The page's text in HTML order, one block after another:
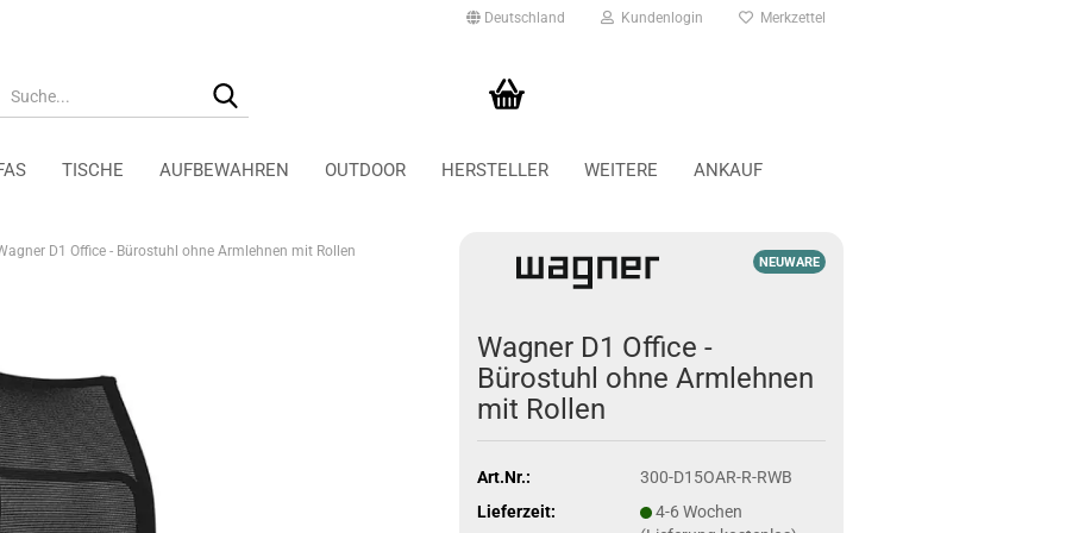
Deutschland Kundenlogin Merkzettel
TISCHE AUFBEWAHREN OUTDOOR HERSTELLER
Tecta Stühle
Tecta Tische
ANKAUF
WEITERE
D1 Office - Bürostuhl ohne Armlehnen mit Rollen
NEUWARE
Wagner D1 Office -
Bürostuhl ohne Armlehnen
mit Rollen
Art.Nr.:
300-D15OAR-R-RWB
Lieferzeit:
4-6 Wochen